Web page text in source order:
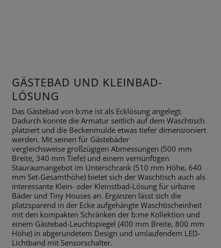
GÄSTEBAD UND KLEINBAD-
LÖSUNG
Das Gästebad von b:me ist als Ecklösung angelegt.
Dadurch konnte die Armatur seitlich auf dem Waschtisch
platziert und die Beckenmulde etwas tiefer dimensioniert
werden. Mit seinen für Gästebäder
vergleichsweise großzügigen Abmessungen (500 mm
Breite, 340 mm Tiefe) und einem vernünftigen
Stauraumangebot im Unterschrank (510 mm Höhe, 640
mm Set-Gesamthöhe) bietet sich der Waschtisch auch als
interessante Klein- oder Kleinstbad-Lösung für urbane
Bäder und Tiny Houses an. Ergänzen lässt sich die
platzsparend in der Ecke aufgehängte Waschtischeinheit
mit den kompakten Schränken der b:me Kollektion und
einem Gästebad-Leuchtspiegel (400 mm Breite, 800 mm
Höhe) in abgerundetem Design und umlaufendem LED-
Lichtband mit Sensorschalter.